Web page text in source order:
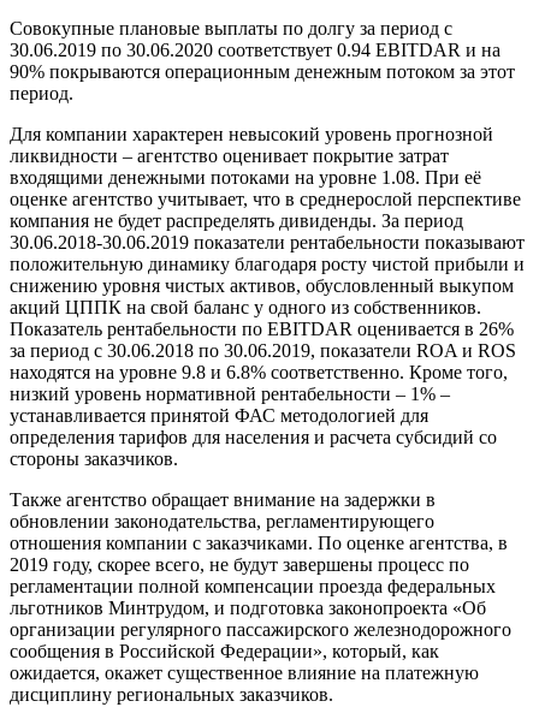
Совокупные плановые выплаты по долгу за период с
30.06.2019 по 30.06.2020 соответствует 0.94 EBITDAR и на
90% покрываются операционным денежным потоком за этот
период.
Для компании характерен невысокий уровень прогнозной
ликвидности – агентство оценивает покрытие затрат
входящими денежными потоками на уровне 1.08. При её
оценке агентство учитывает, что в среднерослой перспективе
компания не будет распределять дивиденды. За период
30.06.2018-30.06.2019 показатели рентабельности показывают
положительную динамику благодаря росту чистой прибыли и
снижению уровня чистых активов, обусловленный выкупом
акций ЦППК на свой баланс у одного из собственников.
Показатель рентабельности по EBITDAR оценивается в 26%
за период с 30.06.2018 по 30.06.2019, показатели ROA и ROS
находятся на уровне 9.8 и 6.8% соответственно. Кроме того,
низкий уровень нормативной рентабельности – 1% –
устанавливается принятой ФАС методологией для
определения тарифов для населения и расчета субсидий со
стороны заказчиков.
Также агентство обращает внимание на задержки в
обновлении законодательства, регламентирующего
отношения компании с заказчиками. По оценке агентства, в
2019 году, скорее всего, не будут завершены процесс по
регламентации полной компенсации проезда федеральных
льготников Минтрудом, и подготовка законопроекта «Об
организации регулярного пассажирского железнодорожного
сообщения в Российской Федерации», который, как
ожидается, окажет существенное влияние на платежную
дисциплину региональных заказчиков.